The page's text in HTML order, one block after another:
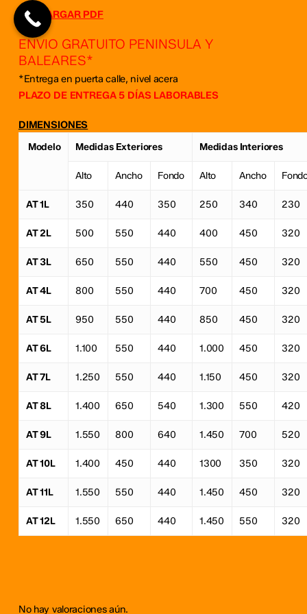
DESCARGAR PDF
ENVIO GRATUITO PENINSULA Y
BALEARES*
*Entrega en puerta calle, nivel acera
PLAZO DE ENTREGA 5 DÍAS LABORABLES
DIMENSIONES
Modelo Medidas Exteriores Medidas Interiores
Alto Ancho Fondo Alto Ancho
AT 1L 350 440 350 250 340 230
AT 2L 500 550 440 400 450 320
AT 3L 650 550 440 550 450 320
AT 4L 800 550 440 700 450 320
AT 5L 950 550 440 850 450 320
AT 6L 1.100 550 440 1.000 450 320
AT 7L 1.250 550 440 1.150 450 320
AT 8L 1.400 650 540 1.300 550 420
AT 9L 1.550 800 640 1.450 700 520
AT 10L 1.400 450 440 1300 350 320
AT 11L 1.550 550 440 1.450 450 320
AT 12L 1.550 650 440 1.450 550 320
No hay valoraciones aún.